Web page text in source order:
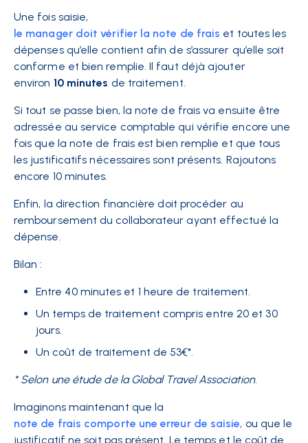
Une fois saisie,
le manager doit vérifier la note de frais et toutes les
dépenses qu’elle contient afin de s’assurer qu’elle soit
conforme et bien remplie. Il faut déjà ajouter
environ 10 minutes de traitement.
Si tout se passe bien, la note de frais va ensuite être
adressée au service comptable qui vérifie encore une
fois que la note de frais est bien remplie et que tous
les justificatifs nécessaires sont présents. Rajoutons
encore 10 minutes.
Enfin, la direction financière doit procéder au
remboursement du collaborateur ayant effectué la
dépense.
Bilan :
Entre 40 minutes et 1 heure de traitement.
Un temps de traitement compris entre 20 et 30
jours.
Un coût de traitement de 53€*.
* Selon une étude de la Global Travel Association.
Imaginons maintenant que la
note de frais comporte une erreur de saisie, ou que le
justificatif ne soit pas présent. Le temps et le coût de